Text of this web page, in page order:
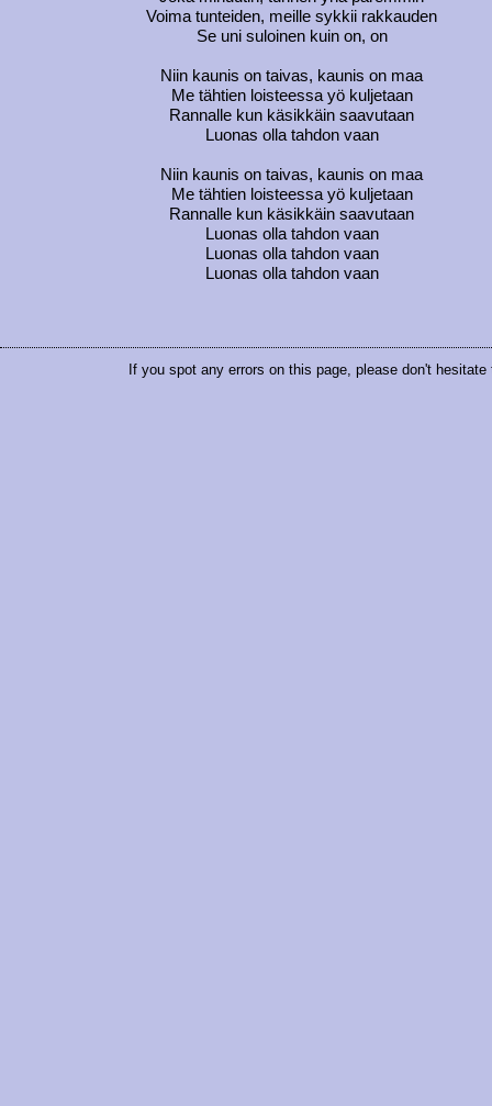
Voima tunteiden, meille sykkii rakkauden
Se uni suloinen kuin on, on
Niin kaunis on taivas, kaunis on maa
Me tähtien loisteessa yö kuljetaan
Rannalle kun käsikkäin saavutaan
Luonas olla tahdon vaan
Niin kaunis on taivas, kaunis on maa
Me tähtien loisteessa yö kuljetaan
Rannalle kun käsikkäin saavutaan
Luonas olla tahdon vaan
Luonas olla tahdon vaan
Luonas olla tahdon vaan
If you spot any errors on this page, please don't